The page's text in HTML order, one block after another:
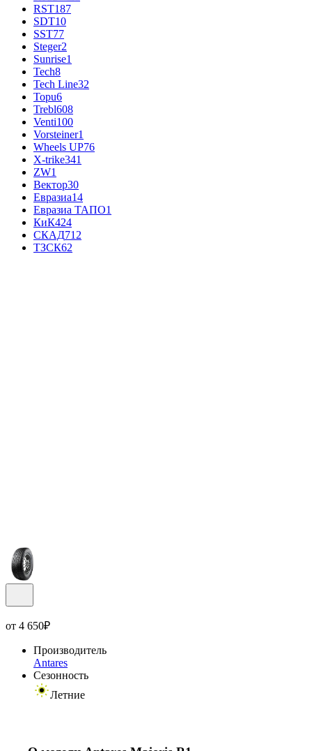
RST187
SDT10
SST77
Steger2
Sunrise1
Tech8
Tech Line32
Topu6
Trebl608
Venti100
Vorsteiner1
Wheels UP76
X-trike341
ZW1
Вектор30
Евразиа14
Евразиа ТАПО1
КиК424
СКАД712
ТЗСК62
от 4 650₽
Производитель
Antares
Сезонность
Летние